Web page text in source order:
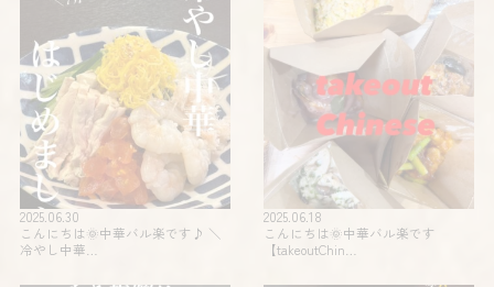
2025.06.30
こんにちは🌞中華バル楽です♪ ＼
冷やし中華…
2025.06.18
こんにちは🌞中華バル楽です
【takeoutChin…